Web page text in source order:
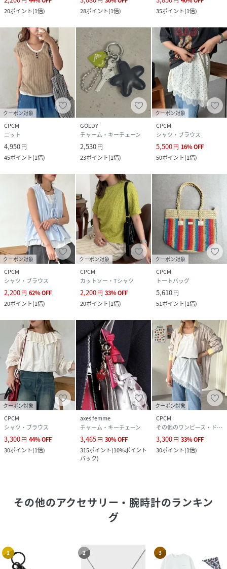
20ポイント(1倍)
28ポイント(1倍)
35ポイント(1倍)
クーポン対象
CPCM
ニット
4,950円
45ポイント(1倍)
GOLDY
チャーム・キーチェーン
2,530円
23ポイント(1倍)
クーポン対象
CPCM
シャツ・ブラウス
5,500円 16%OFF
50ポイント(1倍)
クーポン対象
CPCM
シャツ・ブラウス
2,200円 62%OFF
20ポイント(1倍)
クーポン対象
CPCM
カットソー・Tシャツ
2,200円 33%OFF
20ポイント(1倍)
クーポン対象
CPCM
トートバッグ
5,610円
51ポイント(1倍)
クーポン対象
CPCM
シャツ・ブラウス
3,300円 44%OFF
30ポイント(1倍)
axes femme
チャーム・キーチェーン
3,465円 30%OFF
315ポイント(10%ポイント
バック)
クーポン対象
CPCM
その他のワンピース・ドレス
3,300円 33%OFF
30ポイント(1倍)
その他のアクセサリー・腕時計のランキン
グ
1 2 3